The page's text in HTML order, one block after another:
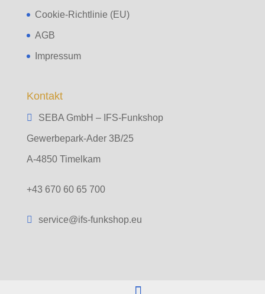
Cookie-Richtlinie (EU)
AGB
Impressum
Kontakt
SEBA GmbH – IFS-Funkshop
Gewerbepark-Ader 3B/25
A-4850 Timelkam
+43 670 60 65 700
service@ifs-funkshop.eu